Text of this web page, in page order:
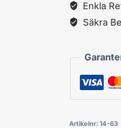
Enkla
Säkra
Artikelnr: 14-63